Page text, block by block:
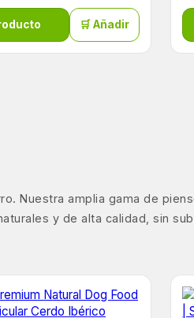
🛒 Añadir
Nuestra amplia gama de
y de alta calidad, sin